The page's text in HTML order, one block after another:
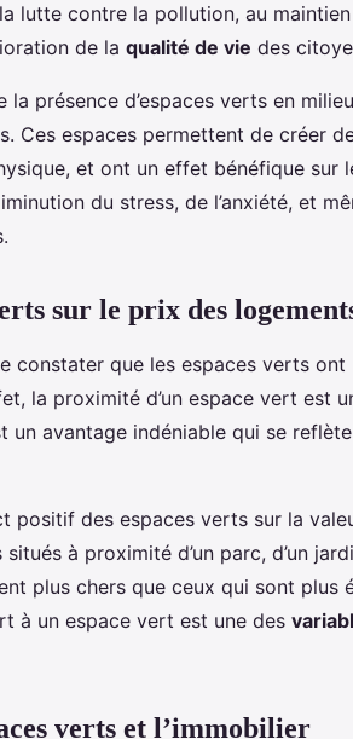
lutte contre la pollution, au
de la qualité de vie des
présence d’espaces verts en
Ces espaces permettent de créer
et ont un effet bénéfique sur
du stress, de l’anxiété, et
sur le prix des
constater que les espaces verts ont
la proximité d’un espace vert est
un avantage indéniable qui se
positif des espaces verts sur la
à proximité d’un parc, d’un
plus chers que ceux qui sont plus
à un espace vert est une des
verts et l’immobilier